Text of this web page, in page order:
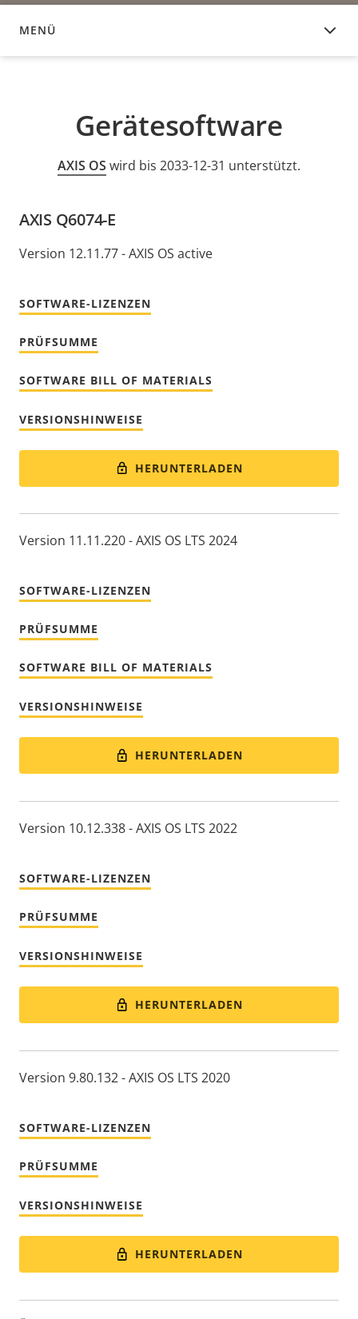
MENÜ
GERÄTESOFTWARE
Gerätesoftware
AXIS OS wird bis 2033-12-31 unterstützt.
AXIS Q6074-E
Version 12.11.77 - AXIS OS active
SOFTWARE-LIZENZEN
PRÜFSUMME
SOFTWARE BILL OF MATERIALS
VERSIONSHINWEISE
HERUNTERLADEN
Version 11.11.220 - AXIS OS LTS 2024
SOFTWARE-LIZENZEN
PRÜFSUMME
SOFTWARE BILL OF MATERIALS
VERSIONSHINWEISE
HERUNTERLADEN
Version 10.12.338 - AXIS OS LTS 2022
SOFTWARE-LIZENZEN
PRÜFSUMME
VERSIONSHINWEISE
HERUNTERLADEN
Version 9.80.132 - AXIS OS LTS 2020
SOFTWARE-LIZENZEN
PRÜFSUMME
VERSIONSHINWEISE
HERUNTERLADEN